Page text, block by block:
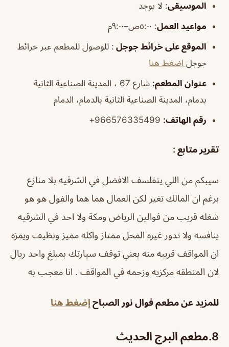
الموسيقى: لا يوجد
مواعيد العمل: ٥:٠٠ص–٩:٠٠م
الموقع على خرائط جوجل : للوصول للمطعم عبر خرائط
جوجل اضغط هنا
عنوان المطعم:
شارع 67 ، المدينة الصناعية الثانية
بدمام، المدينة الصناعية الثانية بالدمام، الدمام
رقم الهاتف:
تقرير متابع :
سيبكم من اللي يتفلسف الافضل في الشرقيه بلا منازع
برغم ان المالك تغير لكن العمال هما هما والفول هو هو
شغله قريب من فوالين الرياض ومكة ولا احد في الشرقيه
ينافسه ولا تدور غيره المحل ممتاز واكله مميز ونظيف ويمزه
ان المواقف قريبه منه يعني توقف سيارتك بمبلغ واحد ريال
لان المنطقه مركزيه وزحمه في المواقف . انا معجب به
للمزيد عن مطعم فوال نور الصباح إضغط هنا
8. مطعم البرج الحديث